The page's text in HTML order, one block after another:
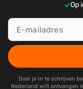
Op
Door je in te schrijven
Nederland wilt ontvangen